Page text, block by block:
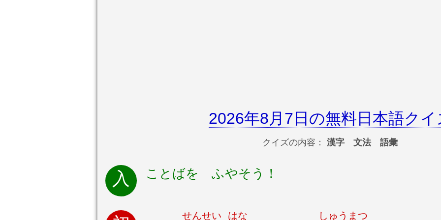
2026年8月7日の無料日本語クイ
クイズの内容： 漢字 文法 語彙
ことばを ふやそう！
せんせい はな しゅうまつ